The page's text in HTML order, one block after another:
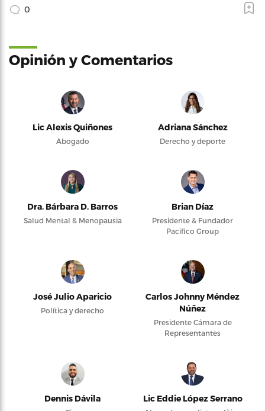
0
Opinión y Comentarios
Lic Alexis Quiñones
Abogado
Adriana Sánchez
Derecho y deporte
Dra. Bárbara D. Barros
Salud Mental & Menopausia
Brian Díaz
Presidente & Fundador
Pacifico Group
José Julio Aparicio
Política y derecho
Carlos Johnny Méndez
Núñez
Presidente Cámara de
Representantes
Dennis Dávila Lic Eddie López Serrano